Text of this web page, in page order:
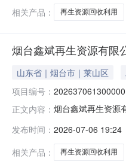
相关产品：
再生资源回收利用
烟台鑫斌再生资源有限
山东省｜烟台市｜莱山区
项目编号：
正文内容： 烟台鑫斌再生资源
生产运营日期
发布时间： 2026-07-06 19:24
相关产品：
再生资源回收利用